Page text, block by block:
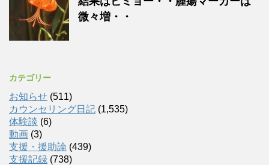
微々増・・
カテゴリー
お知らせ (511)
カウンセリング日記 (1,535)
体験談 (6)
動画 (3)
支援・援助論 (439)
支援記録 (738)